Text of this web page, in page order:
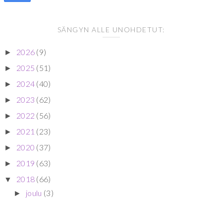
SÄNGYN ALLE UNOHDETUT:
► 2026 (9)
► 2025 (51)
► 2024 (40)
► 2023 (62)
► 2022 (56)
► 2021 (23)
► 2020 (37)
► 2019 (63)
▼ 2018 (66)
► joulu (3)